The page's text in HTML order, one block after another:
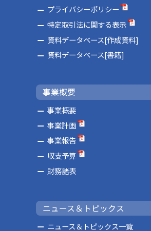
プライバシーポリシー
特定取引法に関する表示
資料データベース[作成資料]
資料データベース[書籍]
事業概要
事業概要
事業計画
事業報告
収支予算
財務諸表
ニュース＆トピックス
ニュース＆トピックス一覧